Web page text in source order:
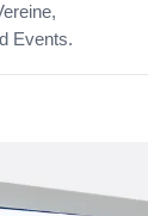
Events.